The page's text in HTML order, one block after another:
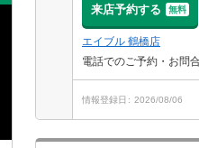
来店予約する 無料
エイブル 鶴橋店
電話でのご予約・お問
情報登録日 2026/08/06